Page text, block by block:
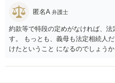
匿名A 弁護士
約款等で特段の定めがなければ、
す。 もっとも、義母も法定相続人
けたということ になるのでしょう